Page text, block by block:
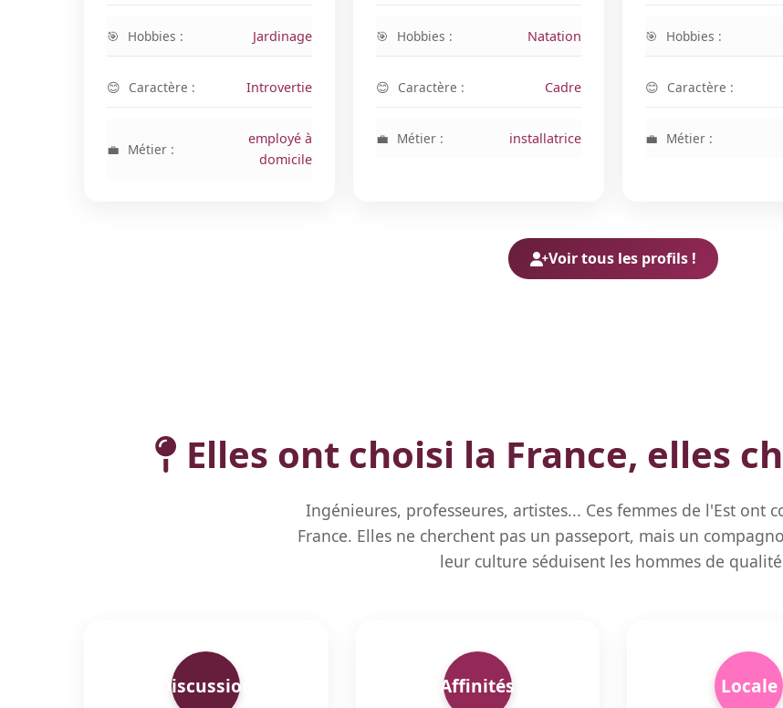
Hobbies : Jardinage
Caractère : Introvertie
Métier :
employé à
domicile
Hobbies : Natation
Caractère : Cadre
Métier : installatrice
Hobbies :
Caractère :
Métier :
Voir tous les profils !
Elles ont choisi la France, elles
Ingénieures, professeures, artistes... Ces femmes de l'Est ont
France. Elles ne cherchent pas un passeport, mais un
leur culture séduisent les hommes de
Discussion Affinités Locale